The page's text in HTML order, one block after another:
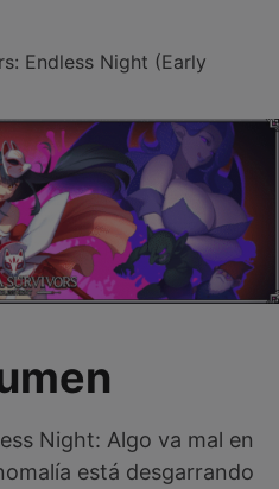
Endless Night (Early
Night: Algo va mal en
está desgarrando